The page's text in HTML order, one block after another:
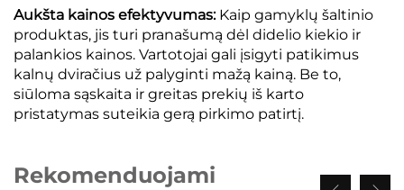
Aukšta kainos efektyvumas: Kaip gamyklų šaltinio
produktas, jis turi pranašumą dėl didelio kiekio ir
palankios kainos. Vartotojai gali įsigyti patikimus
kalnų dviračius už palyginti mažą kainą. Be to,
siūloma sąskaita ir greitas prekių iš karto
pristatymas suteikia gerą pirkimo patirtį.
Rekomenduojami